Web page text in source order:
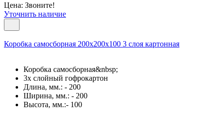
Цена: Звоните!
Уточнить наличие
Коробка самосборная 200х200х100 3 слоя картонная
Коробка самосборная&nbsp;
3х слойный гофрокартон
Длина, мм.: - 200
Ширина, мм.: - 200
Высота, мм.:- 100